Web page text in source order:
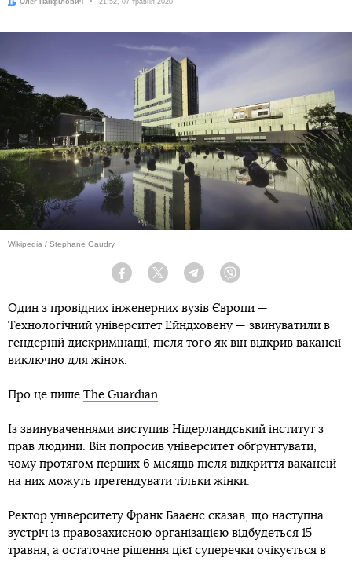
Wikipedia / Stephane Gaudry
Facebook Twitter Telegram
Один з провідних інженерних вузів Європи —
Технологічний університет Ейндховену — звинуватили в
гендерній дискримінації, після того як він відкрив вакансії
виключно для жінок.
Про це пише The Guardian.
Із звинуваченнями виступив Нідерландський інститут з
прав людини. Він попросив університет обґрунтувати,
чому протягом перших 6 місяців після відкриття вакансій
на них можуть претендувати тільки жінки.
Ректор університету Франк Бааєнс сказав, що наступна
зустріч із правозахисною організацією відбудеться 15
травня, а остаточне рішення цієї суперечки очікується в